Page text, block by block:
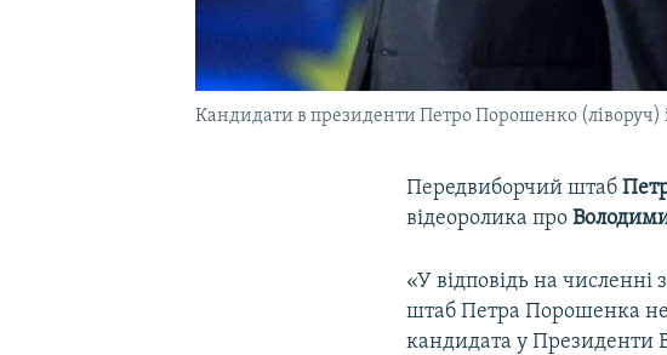
Кандидати в президенти Петро Порошенко (ліворуч)
Передвиборчий штаб
відеоролика про
«У відповідь на
штаб Петра Порошенка
кандидата у Президенти